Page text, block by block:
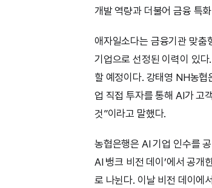
개발 역량과 더불어 금융 특
애자일소다는 금융기관 맞춤
기업으로 선정된 이력이 있
할 예정이다. 강태영 NH농협
업 직접 투자를 통해 AI가 고
것”이라고 말했다.
농협은행은 AI 기업 인수를
AI 뱅크 비전 데이’에서 공
로 나뉜다. 이날 비전 데이에